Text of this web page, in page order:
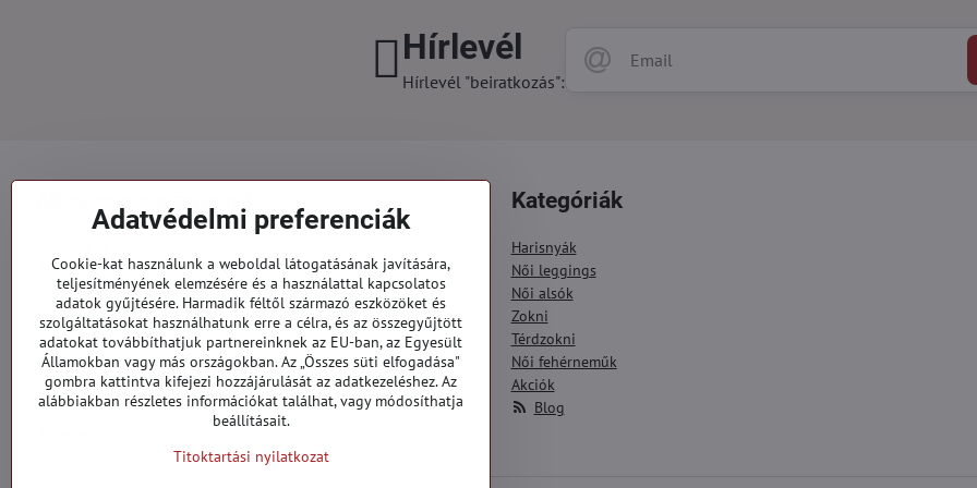
Hírlevél
Hírlevél "beiratkozás":
Általános szerződési feltételek
Személyes adatok védelme
Reklamációs űrlap
Kapcsolatt
Megrendelések
Kategóriák
Harisnyák
Női leggings
Női alsók
Zokni
Térdzokni
Női fehérneműk
Akciók
Blog
Adatvédelmi preferenciák
Cookie-kat használunk a weboldal látogatásának javítására,
teljesítményének elemzésére és a használattal kapcsolatos
adatok gyűjtésére. Harmadik féltől származó eszközöket és
szolgáltatásokat használhatunk erre a célra, és az összegyűjtött
adatokat továbbíthatjuk partnereinknek az EU-ban, az Egyesült
Államokban vagy más országokban. Az „Összes süti elfogadása"
gombra kattintva kifejezi hozzájárulását az adatkezeléshez. Az
alábbiakban részletes információkat találhat, vagy módosíthatja
beállításait.
Titoktartási nyilatkozat